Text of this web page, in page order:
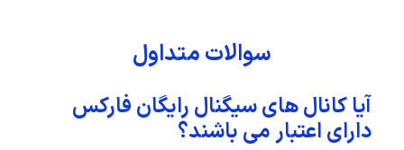
سوالات متداول
آیا کانال های سیگنال رایگان فارکس
دارای اعتبار می باشند؟